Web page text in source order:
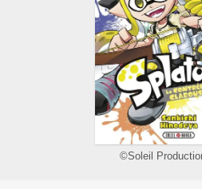
©Soleil